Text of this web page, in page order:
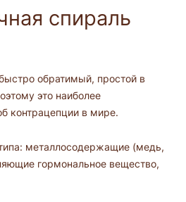
спираль
обратимый, простой в
это наиболее
контрацепции в мире.
металлосодержащие (медь,
гормональное вещество,